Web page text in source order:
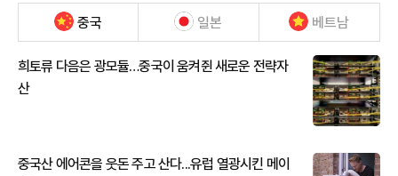
중국 일본 베트남
희토류 다음은 광모듈…중국이 움켜쥔 새로운 전략자
산
중국산 에어콘을 웃돈 주고 산다...유럽 열광시킨 메이